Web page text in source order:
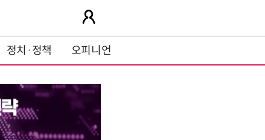
정치·정책 오피니언